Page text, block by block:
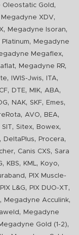
Oleostatic Gold ,
Megadyne XDV,
, Megadyne Isoran,
,
Megadyne
Megaflex,
, Megadyne RR,
, IWIS-Jwis, ITA,
, DTE, MIK, ABA,
, NAK, SKF, Emes,
, AVO, BEA,
SIT, Sitex, Bowex,
, DeltaPlus, Procera,
, Canis CXS, Sara
, KBS, KML, Koyo,
,
PIX Muscle-
PIX L&G, PIX DUO-XT,
, Megadyne Acculink,
,
Megadyne
Gold (1-2),